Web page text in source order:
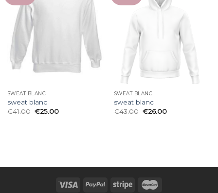
SWEAT BLANC
sweat blanc
€41.00 €25.00
SWEAT BLANC
sweat blanc
€43.00 €26.00